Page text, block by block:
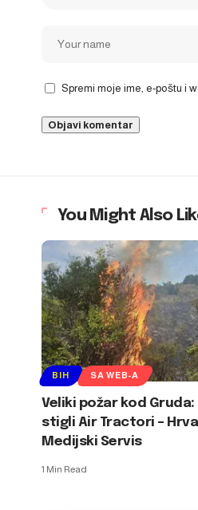
Spremi moje ime, e-poštu i
You Might Also
BIH SA WEB-A
Veliki požar kod Gruda:
stigli Air Tractori –
Medijski Servis
1 Min Read